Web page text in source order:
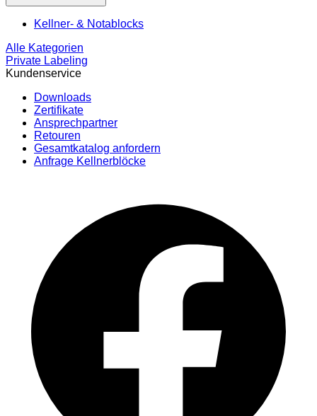
Kellner- & Notablocks
Alle Kategorien
Private Labeling
Kundenservice
Downloads
Zertifikate
Ansprechpartner
Retouren
Gesamtkatalog anfordern
Anfrage Kellnerblöcke